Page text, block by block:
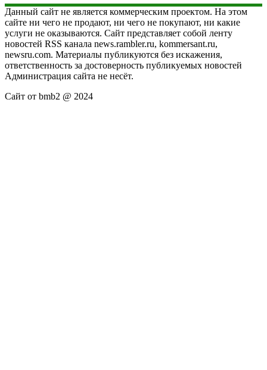
Данный сайт не является коммерческим проектом. На этом
сайте ни чего не продают, ни чего не покупают, ни какие
услуги не оказываются. Сайт представляет собой ленту
новостей RSS канала news.rambler.ru, kommersant.ru,
newsru.com. Материалы публикуются без искажения,
ответственность за достоверность публикуемых новостей
Администрация сайта не несёт.
Сайт от bmb2 @ 2024